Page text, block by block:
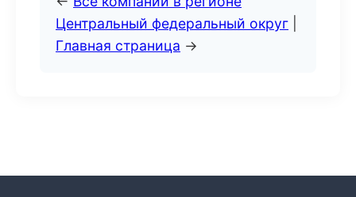
Центральный федеральный округ
Главная страница →